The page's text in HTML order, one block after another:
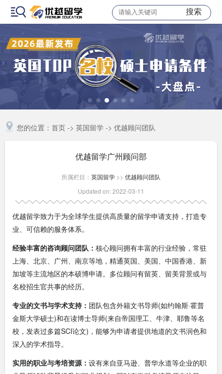
搜索
您的位置： 首页-> 英国留学-> 优越顾问团队
优越留学广州顾问部
所属栏目： 英国留学 >> 优越顾问团队
Updated on: 2022-03-11
优越留学致力于为全球学生提供高质量的留学申请支持，打造专
业、可信赖的服务体系。
经验丰富的咨询顾问团队： 核心顾问拥有丰富的行业经验，常驻
上海、北京、广州、南京等地，精通英国、美国、中国香港、新
加坡等主流地区的本硕博申请。多位顾问有留英、留美背景或与
名校招生官共事的经历。
专业的文书与学术支持： 团队包含外籍文书导师(如约翰斯·霍普
金斯大学硕士)和在读博士导师(来自帝国理工、牛津、耶鲁等名
校，发表过多篇SCI论文)，能够为申请者提供地道的文书润色和
深入的学术指导。
实用的职业与考培资源： 设有来自亚马逊、普华永道等企业的职